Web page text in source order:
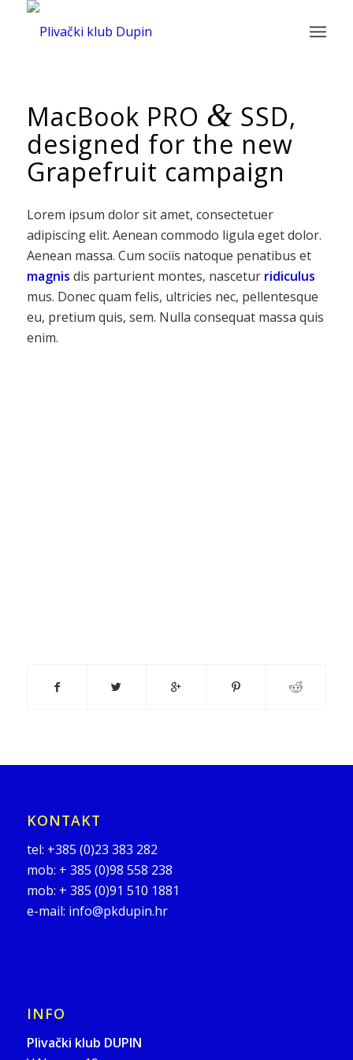
MacBook PRO & SSD,
designed for the new
Grapefruit campaign
Lorem ipsum dolor sit amet, consectetuer
adipiscing elit. Aenean commodo ligula eget dolor.
Aenean massa. Cum sociis natoque penatibus et
magnis dis parturient montes, nascetur ridiculus
mus. Donec quam felis, ultricies nec, pellentesque
eu, pretium quis, sem. Nulla consequat massa quis
enim.
KONTAKT
tel: +385 (0)23 383 282
mob: + 385 (0)98 558 238
mob: + 385 (0)91 510 1881
e-mail: info@pkdupin.hr
INFO
Plivački klub DUPIN